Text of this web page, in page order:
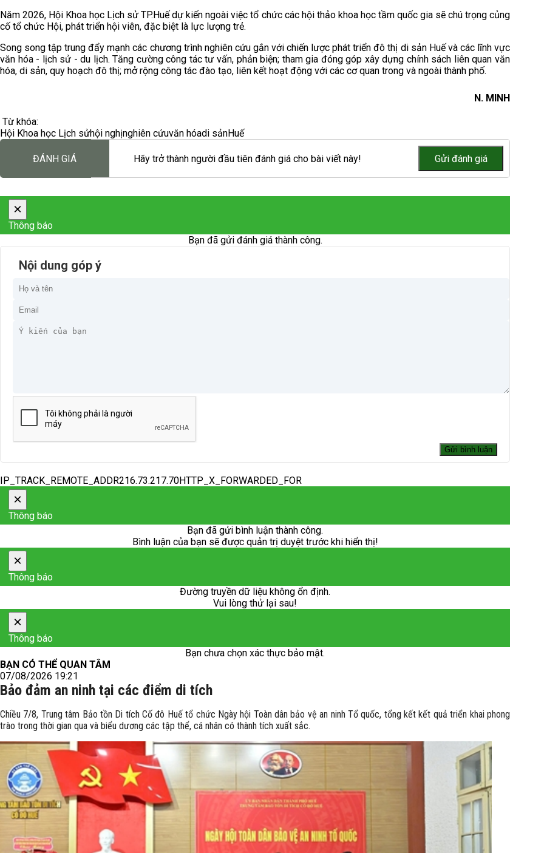
Năm 2026, Hội Khoa học Lịch sử TP.Huế dự kiến ngoài việc tổ chức các hội thảo khoa học tầm quốc gia sẽ chú trọng củng
cố tổ chức Hội, phát triển hội viên, đặc biệt là lực lượng trẻ.
Song song tập trung đẩy mạnh các chương trình nghiên cứu gắn với chiến lược phát triển đô thị di sản Huế và các lĩnh vực
văn hóa - lịch sử - du lịch. Tăng cường công tác tư vấn, phản biện; tham gia đóng góp xây dựng chính sách liên quan văn
hóa, di sản, quy hoạch đô thị; mở rộng công tác đào tạo, liên kết hoạt động với các cơ quan trong và ngoài thành phố.
N. MINH
Từ khóa:
Hội Khoa học Lịch sửhội nghịnghiên cứuvăn hóadi sảnHuế
ĐÁNH GIÁ Hãy trở thành người đầu tiên đánh giá cho bài viết này!
×
Thông báo
Bạn đã gửi đánh giá thành công.
Nội dung góp ý
IP_TRACK_REMOTE_ADDR216.73.217.70HTTP_X_FORWARDED_FOR
×
Thông báo
Bạn đã gửi bình luận thành công.
Bình luận của bạn sẽ được quản trị duyệt trước khi hiển thị!
×
Thông báo
Đường truyền dữ liệu không ổn định.
Vui lòng thử lại sau!
×
Thông báo
Bạn chưa chọn xác thực bảo mật.
BẠN CÓ THỂ QUAN TÂM
07/08/2026 19:21
Bảo đảm an ninh tại các điểm di tích
Chiều 7/8, Trung tâm Bảo tồn Di tích Cố đô Huế tổ chức Ngày hội Toàn dân bảo vệ an ninh Tổ quốc, tổng kết kết quả triển khai phong
trào trong thời gian qua và biểu dương các tập thể, cá nhân có thành tích xuất sắc. ​